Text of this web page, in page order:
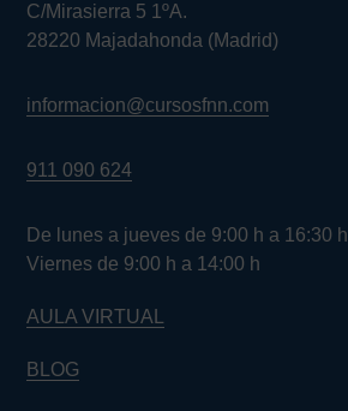
C/Mirasierra 5 1ºA.
28220 Majadahonda (Madrid)
informacion@cursosfnn.com
911 090 624
De lunes a jueves de 9:00 h a 16:30 h
Viernes de 9:00 h a 14:00 h
AULA VIRTUAL
BLOG